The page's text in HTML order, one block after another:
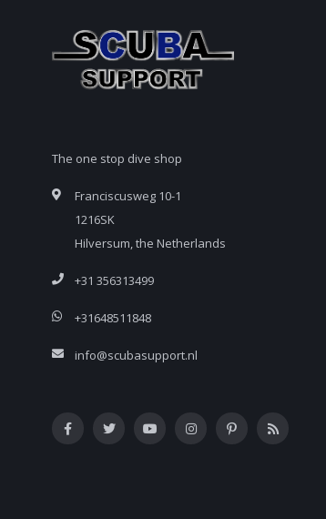
The one stop dive shop
Franciscusweg 10-1
1216SK
Hilversum, the Netherlands
+31 356313499
+31648511848
info@scubasupport.nl